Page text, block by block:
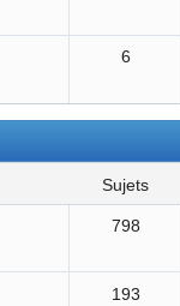
6
sujets
798
193